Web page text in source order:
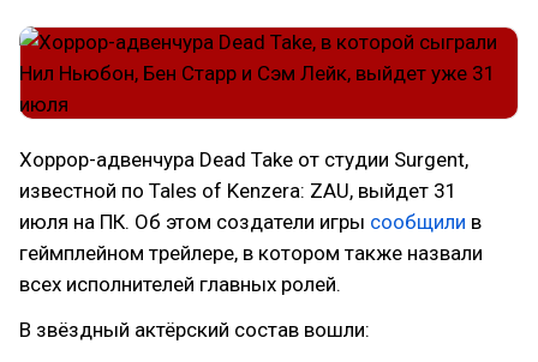
Хоррор-адвенчура Dead Take от студии Surgent,
известной по Tales of Kenzera: ZAU, выйдет 31
июля на ПК. Об этом создатели игры сообщили в
геймплейном трейлере, в котором также назвали
всех исполнителей главных ролей.
В звёздный актёрский состав вошли: